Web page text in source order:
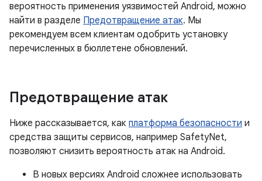
вероятность применения уязвимостей Android, можно
найти в разделе Предотвращение атак. Мы
рекомендуем всем клиентам одобрить установку
перечисленных в бюллетене обновлений.
Предотвращение атак
Ниже рассказывается, как платформа безопасности и
средства защиты сервисов, например SafetyNet,
позволяют снизить вероятность атак на Android.
В новых версиях Android сложнее использовать